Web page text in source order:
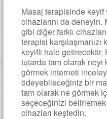
Masaj terapisinde
cihazlarını da deneyin.
gibi diğer farklı
terapisi
keyifli hale getirecektir.
tutarda tam olarak
görmek interneti
ödeyebileceğiniz bir
tam olarak ne görmek
seçeceğinizi belirlemek
cihazları keşfedin.